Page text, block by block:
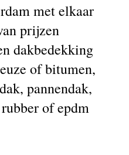
met elkaar
prijzen
dakbedekking
of bitumen,
pannendak,
of epdm